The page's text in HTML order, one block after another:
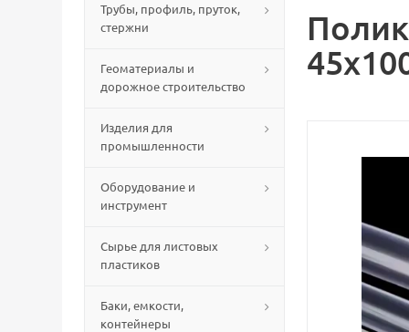
Трубы, профиль, пруток,
стержни
Геоматериалы и
дорожное строительство
Изделия для
промышленности
Оборудование и
инструмент
Сырье для листовых
пластиков
Баки, емкости,
контейнеры